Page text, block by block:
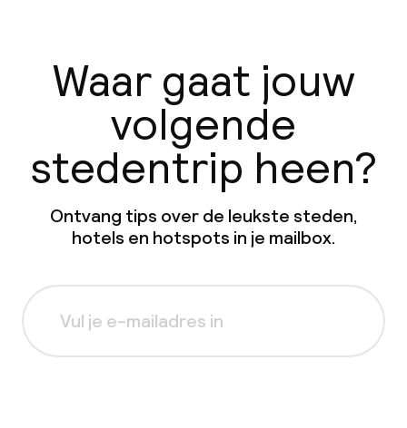
Waar gaat jouw
volgende
stedentrip heen?
Ontvang tips over de leukste steden,
hotels en hotspots in je mailbox.